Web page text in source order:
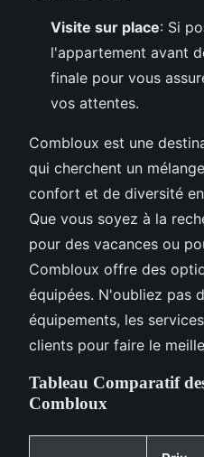
Visite sur place: Si
l'appartement avant
finale pour vous
vos attentes.
Combloux est une
qui cherchent un
confort et de diversité
Que vous soyez à la
pour des vacances ou
Combloux offre des
équipées. N'oubliez pas
équipements, les
clients pour faire le
Tableau Comparatif
Combloux